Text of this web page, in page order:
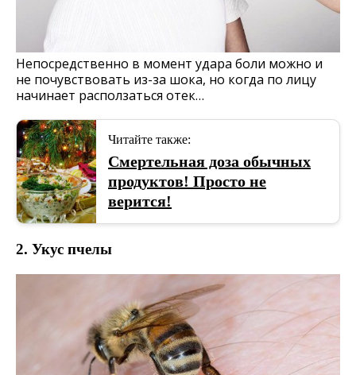
Непосредственно в момент удара боли можно и
не почувствовать из-за шока, но когда по лицу
начинает расползаться отек…
Читайте также:
Смертельная доза обычных
продуктов! Просто не
верится!
2. Укус пчелы